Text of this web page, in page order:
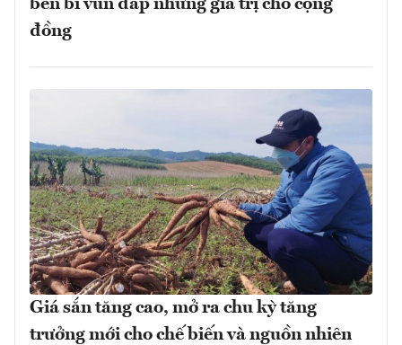
bền bỉ vun đắp những giá trị cho cộng
đồng
Giá sắn tăng cao, mở ra chu kỳ tăng
trưởng mới cho chế biến và nguồn nhiên